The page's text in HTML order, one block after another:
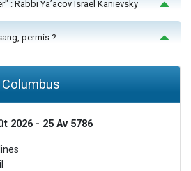
: Rabbi Ya’acov Israël Kanievsky
permis ?
2026 - 25 Av 5786